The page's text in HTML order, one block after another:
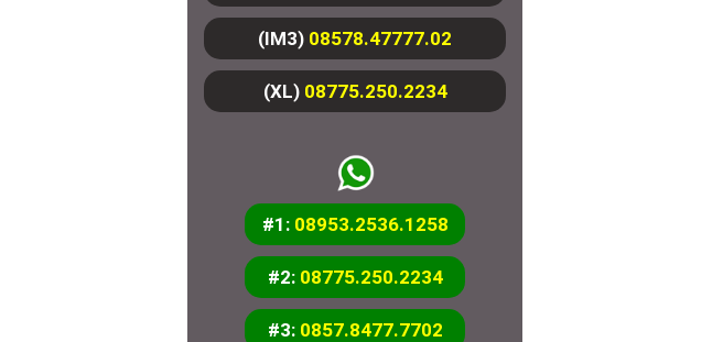
(IM3) 08578.47777.02
(XL) 08775.250.2234
#1: 08953.2536.1258
#2: 08775.250.2234
#3: 0857.8477.7702